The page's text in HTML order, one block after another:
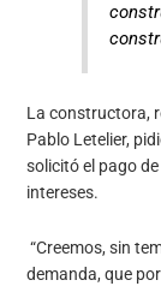
La constructora,
Pablo Letelier,
solicitó el pago
intereses.
“Creemos, sin
demanda, que